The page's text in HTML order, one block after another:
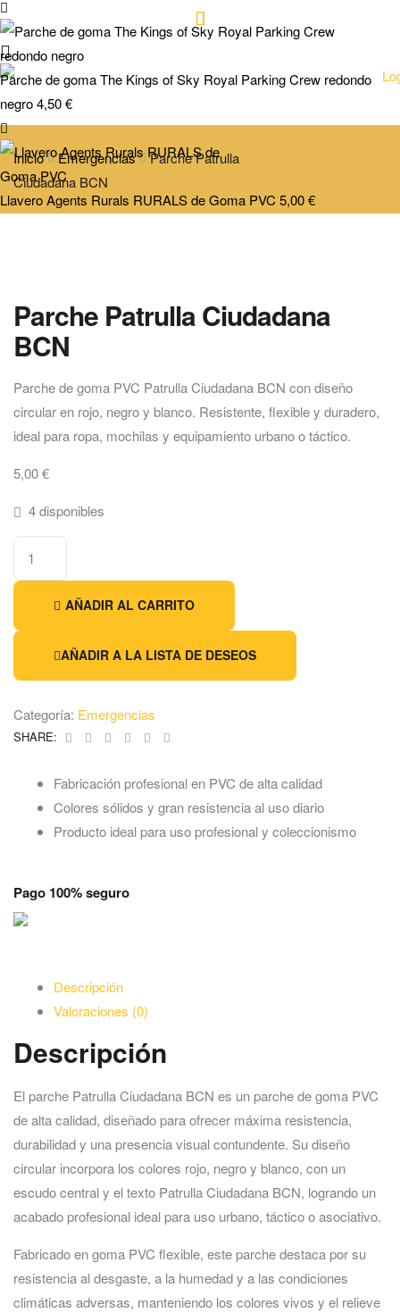
Inicio Emergencias
Parche Patrulla
Ciudadana BCN
Parche de goma The Kings of Sky Royal Parking Crew redondo
negro4,50€
Llavero Agents Rurals RURALS de Goma PVC 5,00€
Parche Patrulla Ciudadana
BCN
Parche de goma PVC Patrulla Ciudadana BCN con diseño
circular en rojo, negro y blanco. Resistente, flexible y duradero,
ideal para ropa, mochilas y equipamiento urbano o táctico.
5,00€
4 disponibles
AÑADIR AL CARRITO
AÑADIR A LA LISTA DE DESEOS
Categoría: Emergencias
SHARE: Facebook
TwitterLinkedinGoogle+Pinterest
Fabricación profesional en PVC de alta calidad
Colores sólidos y gran resistencia al uso diario
Producto ideal para uso profesional y coleccionismo
Pago 100% seguro
Descripción
Valoraciones (0)
Descripción
El parche Patrulla Ciudadana BCN es un parche de goma PVC
de alta calidad, diseñado para ofrecer máxima resistencia,
durabilidad y una presencia visual contundente. Su diseño
circular incorpora los colores rojo, negro y blanco, con un
escudo central y el texto Patrulla Ciudadana BCN, logrando un
acabado profesional ideal para uso urbano, táctico o asociativo.
Fabricado en goma PVC flexible, este parche destaca por su
resistencia al desgaste, a la humedad y a las condiciones
climáticas adversas, manteniendo los colores vivos y el relieve